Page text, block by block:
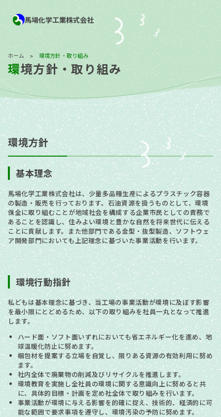
馬場化学工業株式会社
ホーム > 環境方針・取り組み
環境方針・取り組み
環境方針
基本理念
馬場化学工業株式会社は、少量多品種生産によるプラスチック容器
の製造・販売を行っております。石油資源を扱うものとして、環境
保全に取り組むことが地域社会を構成する企業市民としての責務で
あることを認識し、住みよい環境と豊かな自然を将来世代に伝える
ことに貢献します。また他部門である金型・抜型製造、ソフトウェ
ア開発部門においても上記理念に基づいた事業活動を行います。
環境行動指針
私どもは基本理念に基づき、当工場の事業活動が環境に及ぼす影響
を最小限にとどめるため、以下の取り組みを社員一丸となって推進
します。
ハード面・ソフト面いずれにおいても省エネルギー化を進め、地
球温暖化防止に努めます。
梱包材を提案する立場を自覚し、限りある資源の有効利用に努め
ます。
社内全体で廃棄物の削減及びリサイクルを推進します。
環境教育を実施し全社員の環境に関する意識向上に努めると共
に、具体的目標・計画を定め社全体で取り組みを行います。
事業活動が環境に与える影響を的確に捉え、技術的、経済的に可
能な範囲で要求事項を遵守し、環境汚染の予防に努めます。